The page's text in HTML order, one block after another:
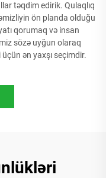
təqdim edirik. Qulaqlıq
ön planda olduğu
qorumaq və insan
sözə uyğun olaraq
ən yaxşı seçimdir.